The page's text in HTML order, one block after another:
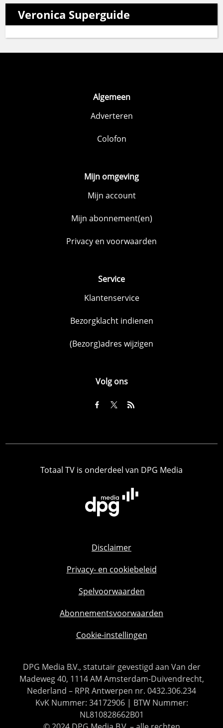
Veronica Superguide
Algemeen
Adverteren
Colofon
Mijn omgeving
Mijn account
Mijn abonnement(en)
Privacy en voorwaarden
Service
Klantenservice
Bezorgklacht indienen
(Bezorg)adres wijzigen
Volg ons
Totaal TV is onderdeel van DPG Media
Disclaimer
Privacy- en cookiebeleid
Spelvoorwaarden
Abonnementsvoorwaarden
Cookie-instellingen
DPG Media B.V., statutair gevestigd aan Van der
Madeweg 40, 1114 AM Amsterdam-Duivendrecht,
Nederland – RPR Antwerpen nr. 0432.306.234
KvK Nummer: 34172906 | BTW Nummer:
NL810828662B01